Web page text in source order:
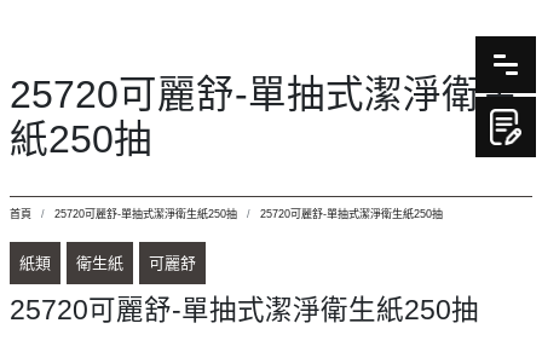
25720可麗舒-單抽式潔淨衛生
紙250抽
首頁 25720可麗舒-單抽式潔淨衛生紙250抽 25720可麗舒-單抽式潔淨衛生紙250抽
紙類 衛生紙 可麗舒
25720可麗舒-單抽式潔淨衛生紙250抽